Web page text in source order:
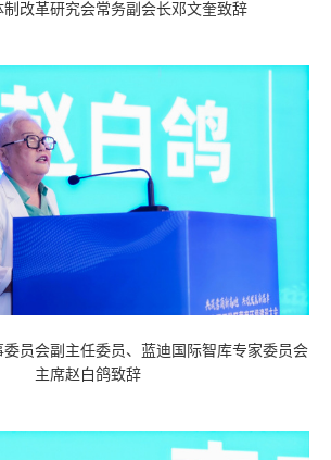
制改革研究会常务副会长邓文奎致辞
员会副主任委员、蓝迪国际智库专家委员会
主席赵白鸽致辞